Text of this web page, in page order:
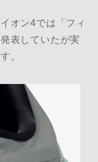
オン4では「フィ
表していたが実
。